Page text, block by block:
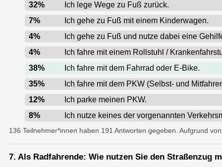
32%
Ich lege Wege zu Fuß zurück.
7%
Ich gehe zu Fuß mit einem Kinderwagen.
4%
Ich gehe zu Fuß und nutze dabei eine
4%
Ich fahre mit einem Rollstuhl /
38%
Ich fahre mit dem Fahrrad oder E-Bike.
35%
Ich fahre mit dem PKW (Selbst- und
12%
Ich parke meinen PKW.
8% Ich nutze keines der vorgenannten
136 Teilnehmer*innen haben 191 Antworten gegeben. Aufgrund
7. Als Radfahrende: Wie nutzen Sie den Straßenzug